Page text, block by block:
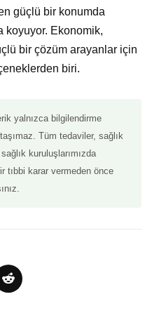
güçlü bir konumda
koyuyor. Ekonomik,
bir çözüm arayanlar için
biri.
yalnızca bilgilendirme
Tüm tedaviler, sağlık
kuruluşlarımızda
tıbbi karar vermeden önce